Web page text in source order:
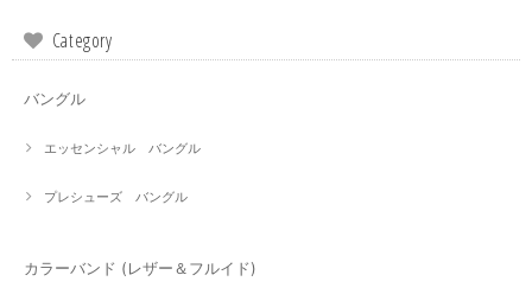
Category
バングル
エッセンシャル バングル
プレシューズ バングル
カラーバンド (レザー＆フルイド)